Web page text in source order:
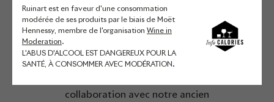
Ruinart est en faveur d'une consommation
modérée de ses produits par le biais de Moët
Hennessy, membre de l'organisation Wine in
Moderation.
L'ABUS D'ALCOOL EST DANGEREUX POUR LA
SANTÉ, À CONSOMMER AVEC MODÉRATION.
raffinée, dans la juste tonalité de la
saison. Inspirée par les produits de
la région, elle n’hésite pas à aller à
la rencontre des producteurs et
collaboration avec notre ancien